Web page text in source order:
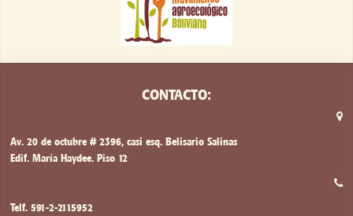
CONTACTO:
Av. 20 de octubre # 2396, casi esq. Belisario Salinas
Edif. María Haydee. Piso 12
Telf. 591-2-2115952